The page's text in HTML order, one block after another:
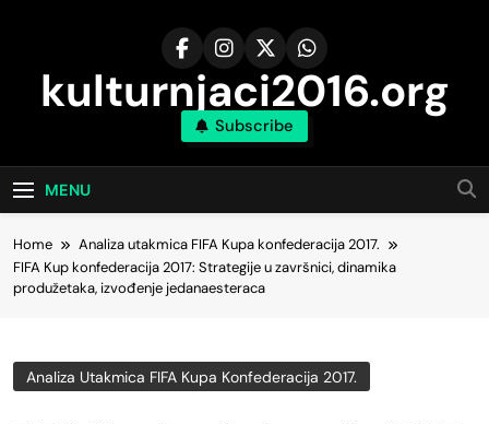
kulturnjaci2016.org
Subscribe
MENU
Home
Analiza utakmica FIFA Kupa konfederacija 2017.
FIFA Kup konfederacija 2017: Strategije u završnici, dinamika
produžetaka, izvođenje jedanaesteraca
Analiza Utakmica FIFA Kupa Konfederacija 2017.